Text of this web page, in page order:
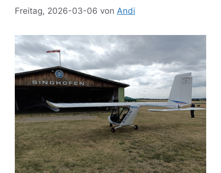
Freitag, 2026-03-06 von Andi